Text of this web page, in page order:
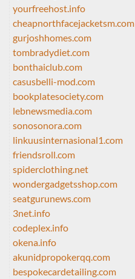
yourfreehost.info
cheapnorthfacejacketsm.com
gurjoshhomes.com
tombradydiet.com
bonthaiclub.com
casusbelli-mod.com
bookplatesociety.com
lebnewsmedia.com
sonosonora.com
linkuusinternasional1.com
friendsroll.com
spiderclothing.net
wondergadgetsshop.com
seatgurunews.com
3net.info
codeplex.info
okena.info
akunidpropokerqq.com
bespokecardetailing.com